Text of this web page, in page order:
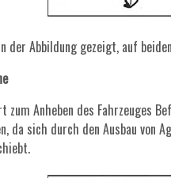
der Abbildung gezeigt, auf
zum Anheben des Fahrzeuges
da sich durch den Ausbau von